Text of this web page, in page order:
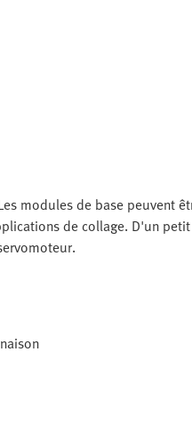
modules de base peuvent
de collage. D'un